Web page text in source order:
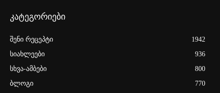
კატეგორიები
შენი რეცეპტი
1942
სიახლეები
936
სხვა-ამბები
800
ბლოგი
770